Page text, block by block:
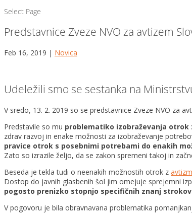
Select Page
Predstavnice Zveze NVO za avtizem
Feb 16, 2019 | Novica
Udeležili smo se sestanka na
V sredo, 13. 2. 2019 so se predstavnice Zveze NVO za
Predstavile so mu problematiko izobraževanja otrok
zdrav razvoj in enake možnosti za izobraževanje
pravice otrok s posebnimi potrebami do enakih
Zato so izrazile željo, da se zakon spremeni takoj in
Beseda je tekla tudi o neenakih možnostih otrok z
Dostop do javnih glasbenih šol jim omejuje sprejemni
pogosto prenizko stopnjo specifičnih znanj
V pogovoru je bila obravnavana problematika